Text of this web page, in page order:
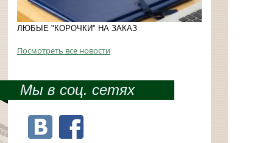
ЛЮБЫЕ "КОРОЧКИ" НА ЗАКАЗ
Посмотреть все новости
Мы в соц. сетях